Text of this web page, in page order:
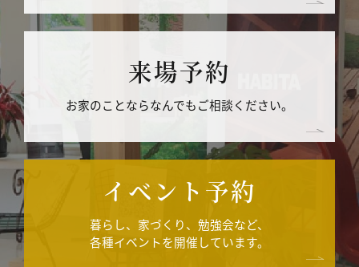
来場予約
お家のことならなんでもご相談ください。
イベント予約
暮らし、家づくり、勉強会など、
各種イベントを開催しています。